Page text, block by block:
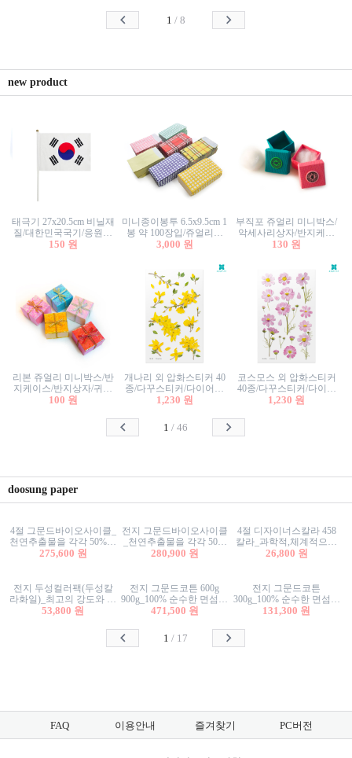
1 / 8
new product
태극기 27x20.5cm 비닐재
질/대한민국국기/응원깃
발/행사깃발
150 원
미니종이봉투 6.5x9.5cm 1
봉 약 100장입/쥬얼리봉
투/증명사진봉투/악세사
3,000 원
부직포 쥬얼리 미니박스/
악세사리상자/반지케이
스/반지상자/귀걸이상자/
130 원
리본 쥬얼리 미니박스/반
지케이스/반지상자/귀걸
이상자/귀걸이박스/악세
100 원
개나리 외 압화스티커 40
종/다꾸스티커/다이어리
꾸미기/꽃스티커/자연물
1,230 원
코스모스 외 압화스티커
40종/다꾸스티커/다이어
리꾸미기/꽃스티커/자연
1,230 원
1 /46
doosung paper
4절 그문드바이오사이클_
천연추출물을 각각 50%이
상 함유한 친환경그래픽
275,600 원
전지 그문드바이오사이클
_천연추출물을 각각 50%
이상 함유한 친환경그래
280,900 원
4절 디자이너스칼라 458
칼라_과학적,체계적으로
분류된 200색을 갖춘 색지
26,800 원
전지 두성컬러팩(두성칼
라화일)_최고의 강도와 평
활성을 지닌 다양한 컬러
53,800 원
전지 그문드코튼 600g
900g_100% 순수한 면섬유
로 만든 친환경프리미엄
471,500 원
전지 그문드코튼
300g_100% 순수한 면섬유
로 만든 친환경프리미엄
131,300 원
1 / 17
FAQ 이용안내 즐겨찾기 PC버전